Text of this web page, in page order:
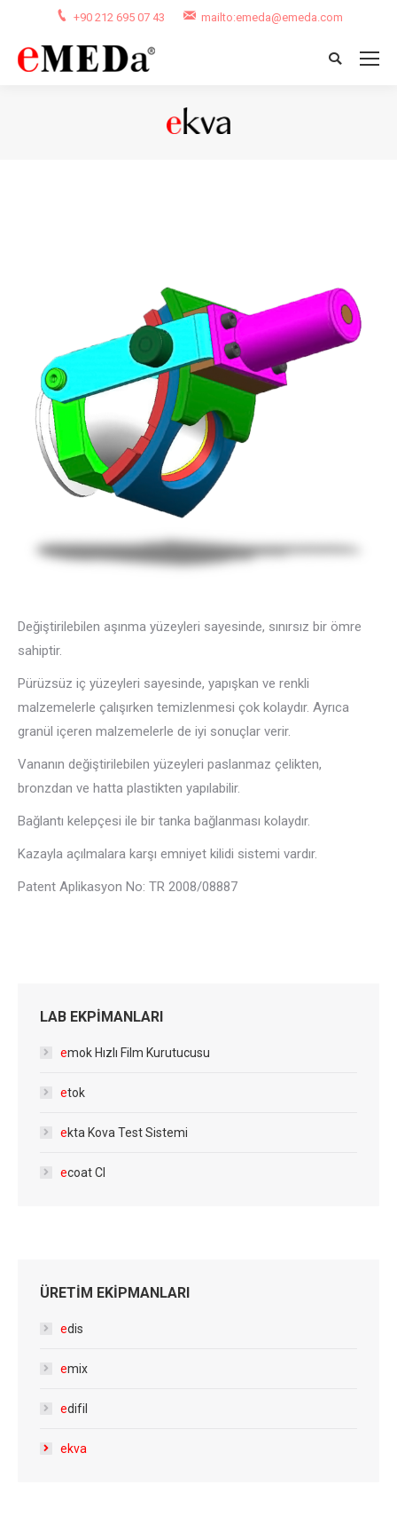
+90 212 695 07 43 mailto:emeda@emeda.com
Search:
Değiştirilebilen aşınma yüzeyleri sayesinde, sınırsız bir ömre
sahiptir.
Pürüzsüz iç yüzeyleri sayesinde, yapışkan ve renkli
malzemelerle çalışırken temizlenmesi çok kolaydır. Ayrıca
granül içeren malzemelerle de iyi sonuçlar verir.
Vananın değiştirilebilen yüzeyleri paslanmaz çelikten,
bronzdan ve hatta plastikten yapılabilir.
Bağlantı kelepçesi ile bir tanka bağlanması kolaydır.
Kazayla açılmalara karşı emniyet kilidi sistemi vardır.
Patent Aplikasyon No: TR 2008/08887
LAB EKPİMANLARI
emok Hızlı Film Kurutucusu
etok
ekta Kova Test Sistemi
ecoat Cl
ÜRETİM EKİPMANLARI
edis
emix
edifil
ekva